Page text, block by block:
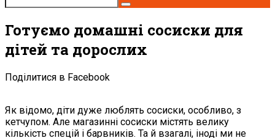
Готуємо домашні сосиски для
дітей та дорослих
Поділитися в Facebook
Як відомо, діти дуже люблять сосиски, особливо, з
кетчупом. Але магазинні сосиски містять велику
кількість спецій і барвників. Та й взагалі, іноді ми не